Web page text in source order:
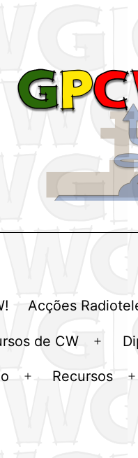
Acções
de CW
Abrir
AbrirRecursos